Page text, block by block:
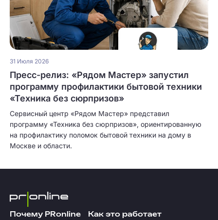
31 Июля 2026
Пресс-релиз: «Рядом Мастер» запустил
программу профилактики бытовой техники
«Техника без сюрпризов»
Сервисный центр «Рядом Мастер» представил
программу «Техника без сюрпризов», ориентированную
на профилактику поломок бытовой техники на дому в
Москве и области.
Почему PRonline
Как это работает